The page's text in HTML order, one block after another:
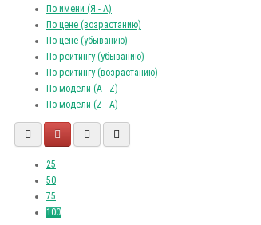
По имени (Я - A)
По цене (возрастанию)
По цене (убыванию)
По рейтингу (убыванию)
По рейтингу (возрастанию)
По модели (A - Z)
По модели (Z - A)
25
50
75
100